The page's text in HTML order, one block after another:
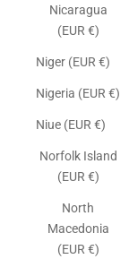
Nicaragua
(EUR €)
Niger (EUR €)
Nigeria (EUR €)
Niue (EUR €)
Norfolk Island
(EUR €)
North
Macedonia
(EUR €)